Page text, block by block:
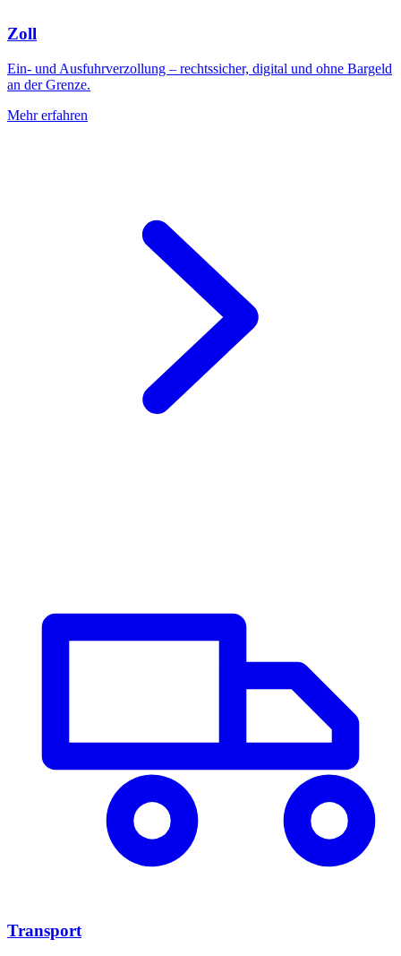
Zoll
Ein- und Ausfuhrverzollung – rechtssicher, digital und ohne Bargeld
an der Grenze.
Mehr erfahren
Transport